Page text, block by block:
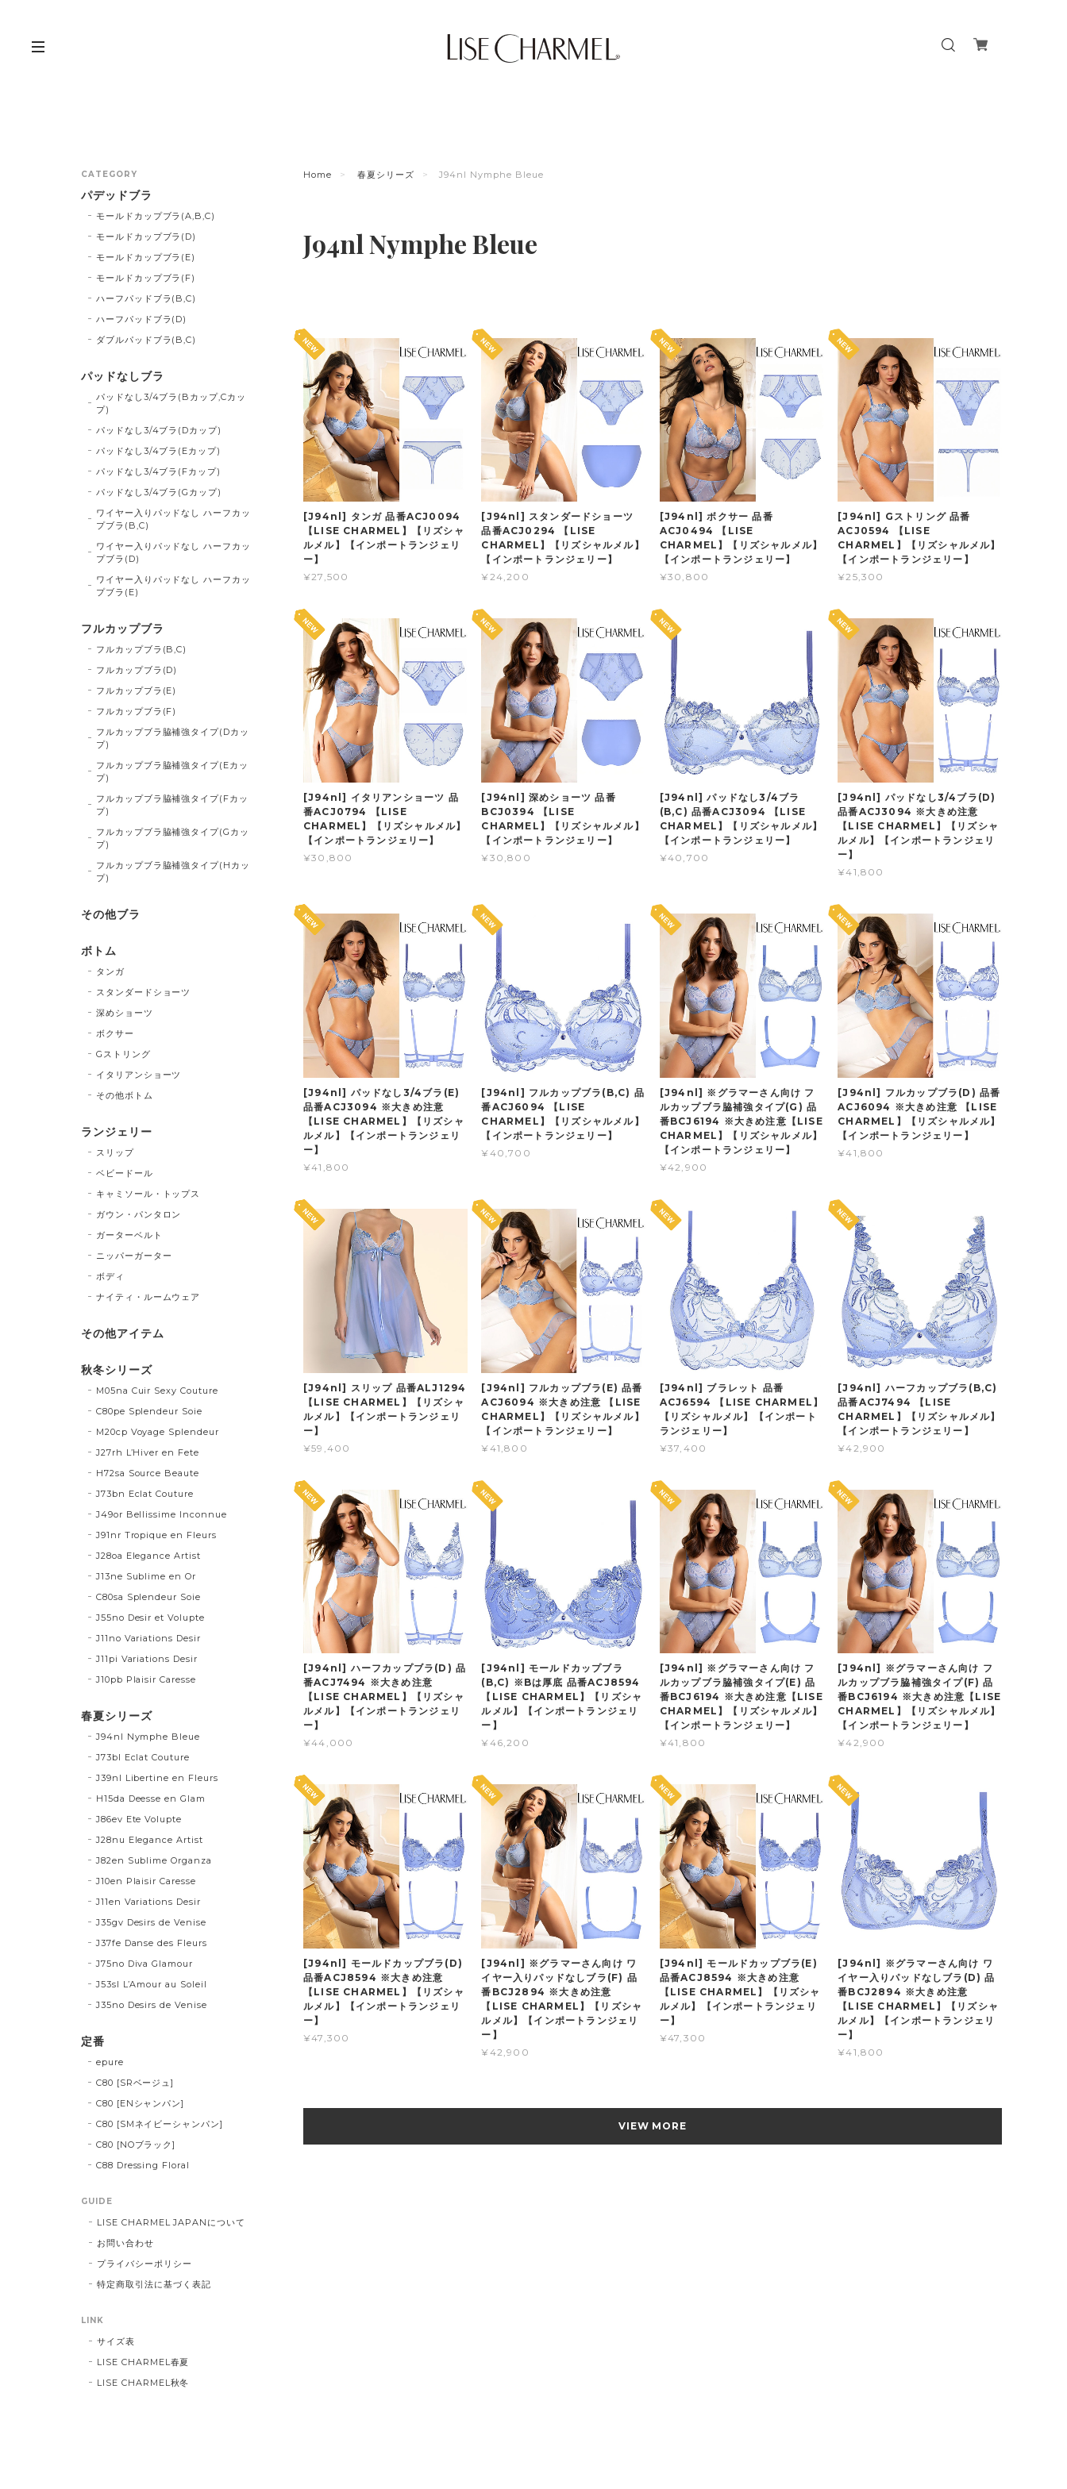
Home 春夏シリーズ J94nl Nymphe Bleue
J94nl Nymphe Bleue
[J94nl] タンガ 品番ACJ0094
【LISE CHARMEL】【リズシャ
ルメル】【インポートランジェリ
ー】
¥27,500
[J94nl] スタンダードショーツ
品番ACJ0294 【LISE
CHARMEL】【リズシャルメル】
【インポートランジェリー】
¥24,200
[J94nl] ボクサー 品番
ACJ0494 【LISE
CHARMEL】【リズシャルメル】
【インポートランジェリー】
¥30,800
[J94nl] Gストリング 品番
ACJ0594 【LISE
CHARMEL】【リズシャルメル】
【インポートランジェリー】
¥25,300
[J94nl] イタリアンショーツ 品
番ACJ0794 【LISE
CHARMEL】【リズシャルメル】
【インポートランジェリー】
¥30,800
[J94nl] 深めショーツ 品番
BCJ0394 【LISE
CHARMEL】【リズシャルメル】
【インポートランジェリー】
¥30,800
[J94nl] パッドなし3/4ブラ
(B,C) 品番ACJ3094 【LISE
CHARMEL】【リズシャルメル】
【インポートランジェリー】
¥40,700
[J94nl] パッドなし3/4ブラ(D)
品番ACJ3094 ※大きめ注意
【LISE CHARMEL】【リズシャ
ルメル】【インポートランジェリ
ー】
¥41,800
[J94nl] パッドなし3/4ブラ(E)
品番ACJ3094 ※大きめ注意
【LISE CHARMEL】【リズシャ
ルメル】【インポートランジェリ
ー】
¥41,800
[J94nl] フルカップブラ(B,C) 品
番ACJ6094 【LISE
CHARMEL】【リズシャルメル】
【インポートランジェリー】
¥40,700
[J94nl] ※グラマーさん向け フ
ルカップブラ脇補強タイプ(G) 品
番BCJ6194 ※大きめ注意【LISE
CHARMEL】【リズシャルメル】
【インポートランジェリー】
¥42,900
[J94nl] フルカップブラ(D) 品番
ACJ6094 ※大きめ注意 【LISE
CHARMEL】【リズシャルメル】
【インポートランジェリー】
¥41,800
[J94nl] スリップ 品番ALJ1294
【LISE CHARMEL】【リズシャ
ルメル】【インポートランジェリ
ー】
¥59,400
[J94nl] フルカップブラ(E) 品番
ACJ6094 ※大きめ注意 【LISE
CHARMEL】【リズシャルメル】
【インポートランジェリー】
¥41,800
[J94nl] ブラレット 品番
ACJ6594 【LISE CHARMEL】
【リズシャルメル】【インポート
ランジェリー】
¥37,400
[J94nl] ハーフカップブラ(B,C)
品番ACJ7494 【LISE
CHARMEL】【リズシャルメル】
【インポートランジェリー】
¥42,900
[J94nl] ハーフカップブラ(D) 品
番ACJ7494 ※大きめ注意
【LISE CHARMEL】【リズシャ
ルメル】【インポートランジェリ
ー】
¥44,000
[J94nl] モールドカップブラ
(B,C) ※Bは厚底 品番ACJ8594
【LISE CHARMEL】【リズシャ
ルメル】【インポートランジェリ
ー】
¥46,200
[J94nl] ※グラマーさん向け フ
ルカップブラ脇補強タイプ(E) 品
番BCJ6194 ※大きめ注意【LISE
CHARMEL】【リズシャルメル】
【インポートランジェリー】
¥41,800
[J94nl] ※グラマーさん向け フ
ルカップブラ脇補強タイプ(F) 品
番BCJ6194 ※大きめ注意【LISE
CHARMEL】【リズシャルメル】
【インポートランジェリー】
¥42,900
[J94nl] モールドカップブラ(D)
品番ACJ8594 ※大きめ注意
【LISE CHARMEL】【リズシャ
ルメル】【インポートランジェリ
ー】
¥47,300
[J94nl] ※グラマーさん向け ワ
イヤー入りパッドなしブラ(F) 品
番BCJ2894 ※大きめ注意
【LISE CHARMEL】【リズシャ
ルメル】【インポートランジェリ
ー】
¥42,900
[J94nl] モールドカップブラ(E)
品番ACJ8594 ※大きめ注意
【LISE CHARMEL】【リズシャ
ルメル】【インポートランジェリ
ー】
¥47,300
[J94nl] ※グラマーさん向け ワ
イヤー入りパッドなしブラ(D) 品
番BCJ2894 ※大きめ注意
【LISE CHARMEL】【リズシャ
ルメル】【インポートランジェリ
ー】
¥41,800
VIEW MORE
CATEGORY
パデッドブラ
モールドカップブラ(A,B,C)
モールドカップブラ(D)
モールドカップブラ(E)
モールドカップブラ(F)
ハーフパッドブラ(B,C)
ハーフパッドブラ(D)
ダブルパッドブラ(B,C)
パッドなしブラ
パッドなし3/4ブラ(Bカップ,Cカッ
プ)
パッドなし3/4ブラ(Dカップ)
パッドなし3/4ブラ(Eカップ)
パッドなし3/4ブラ(Fカップ)
パッドなし3/4ブラ(Gカップ)
ワイヤー入りパッドなし ハーフカッ
プブラ(B,C)
ワイヤー入りパッドなし ハーフカッ
プブラ(D)
ワイヤー入りパッドなし ハーフカッ
プブラ(E)
フルカップブラ
フルカップブラ(B,C)
フルカップブラ(D)
フルカップブラ(E)
フルカップブラ(F)
フルカップブラ脇補強タイプ(Dカッ
プ)
フルカップブラ脇補強タイプ(Eカッ
プ)
フルカップブラ脇補強タイプ(Fカッ
プ)
フルカップブラ脇補強タイプ(Gカッ
プ)
フルカップブラ脇補強タイプ(Hカッ
プ)
その他ブラ
ボトム
タンガ
スタンダードショーツ
深めショーツ
ボクサー
Gストリング
イタリアンショーツ
その他ボトム
ランジェリー
スリップ
ベビードール
キャミソール・トップス
ガウン・パンタロン
ガーターベルト
ニッパーガーター
ボディ
ナイティ・ルームウェア
その他アイテム
秋冬シリーズ
M05na Cuir Sexy Couture
C80pe Splendeur Soie
M20cp Voyage Splendeur
J27rh L’Hiver en Fete
H72sa Source Beaute
J73bn Eclat Couture
J49or Bellissime Inconnue
J91nr Tropique en Fleurs
J28oa Elegance Artist
J13ne Sublime en Or
C80sa Splendeur Soie
J55no Desir et Volupte
J11no Variations Desir
J11pi Variations Desir
J10pb Plaisir Caresse
春夏シリーズ
J94nl Nymphe Bleue
J73bl Eclat Couture
J39nl Libertine en Fleurs
H15da Deesse en Glam
J86ev Ete Volupte
J28nu Elegance Artist
J82en Sublime Organza
J10en Plaisir Caresse
J11en Variations Desir
J35gv Desirs de Venise
J37fe Danse des Fleurs
J75no Diva Glamour
J53sl L’Amour au Soleil
J35no Desirs de Venise
定番
epure
C80 [SRベージュ]
C80 [ENシャンパン]
C80 [SMネイビーシャンパン]
C80 [NOブラック]
C88 Dressing Floral
GUIDE
LISE CHARMEL JAPANについて
お問い合わせ
プライバシーポリシー
特定商取引法に基づく表記
LINK
サイズ表
LISE CHARMEL春夏
LISE CHARMEL秋冬